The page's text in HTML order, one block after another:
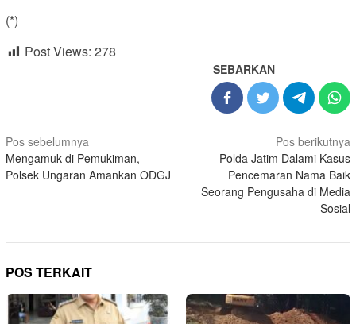
(*)
Post Views: 278
SEBARKAN
Navigasi
pos
Pos sebelumnya
Mengamuk di Pemukiman,
Polsek Ungaran Amankan ODGJ
Pos berikutnya
Polda Jatim Dalami Kasus
Pencemaran Nama Baik
Seorang Pengusaha di Media
Sosial
POS TERKAIT